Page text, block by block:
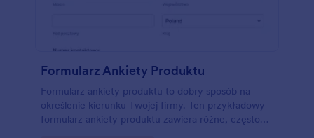
Formularz Ankiety Produktu
Formularz ankiety produktu to dobry sposób na
określenie kierunku Twojej firmy. Ten przykładowy
formularz ankiety produktu zawiera różne, często